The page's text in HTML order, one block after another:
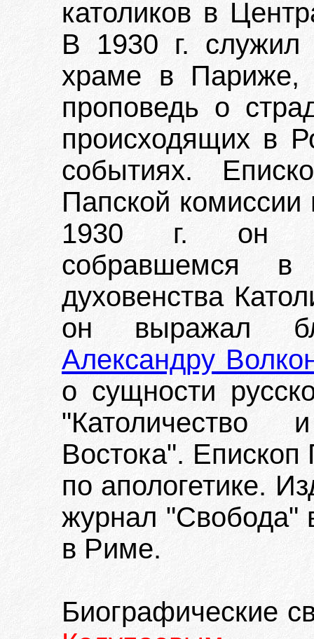
католиков в
В 1930 г. служил
храме в Париже,
проповедь о
происходящих в
событиях.
Папской
1930 г. он
собравшемся
духовенства
он выражал
Александру
о сущности
Востока". Епископ
по апологетике.
журнал "Свобода"
в Риме.
Биографические